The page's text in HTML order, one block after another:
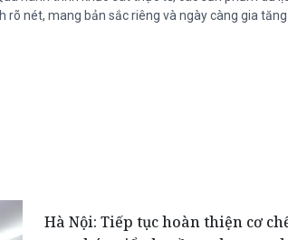
rõ nét, mang bản sắc riêng và ngày càng gia
Hà Nội: Tiếp tục hoàn thiện cơ